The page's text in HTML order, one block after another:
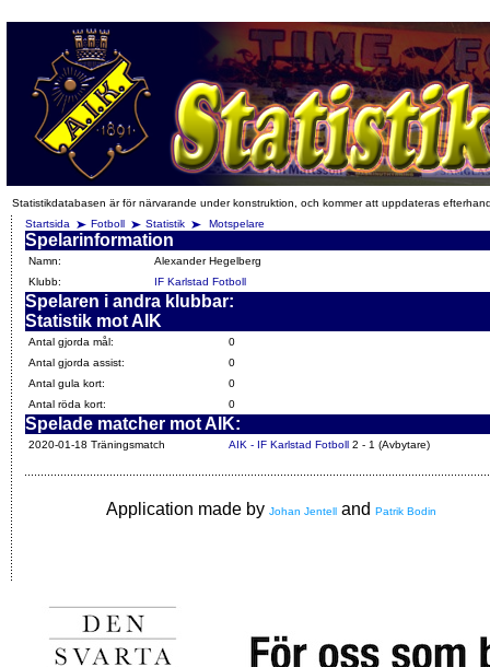
Statistikdatabasen är för närvarande under konstruktion, och kommer att uppdateras
Startsida
Fotboll Statistik Motspelare
Spelarinformation
Namn:
Alexander Hegelberg
Klubb:
IF Karlstad Fotboll
Spelaren i andra klubbar:
Statistik mot AIK
Antal gjorda mål:
0
Antal gjorda assist:
0
Antal gula kort:
0
Antal röda kort:
0
Spelade matcher mot AIK:
2020-01-18 Träningsmatch AIK - IF Karlstad Fotboll 2 - 1 (Avbytare)
Application made by Johan Jentell and Patrik Bodin